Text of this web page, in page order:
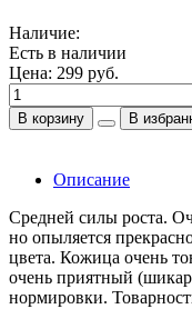
Наличие:
Есть в наличии
Цена: 299 руб.
В корзину В
Описание
Средней силы роста.
но опыляется
цвета. Кожица очень
очень приятный
нормировки.